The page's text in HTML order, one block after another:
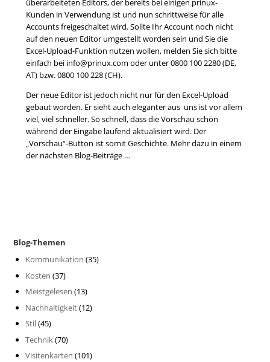
überarbeiteten Editors, der bereits bei einigen prinux-
Kunden in Verwendung ist und nun schrittweise für alle
Accounts freigeschaltet wird. Sollte Ihr Account noch nicht
auf den neuen Editor umgestellt worden sein und Sie die
Excel-Upload-Funktion nutzen wollen, melden Sie sich bitte
einfach bei info@prinux.com oder unter 0800 100 2280 (DE,
AT) bzw. 0800 100 228 (CH).
Der neue Editor ist jedoch nicht nur für den Excel-Upload
gebaut worden. Er sieht auch eleganter aus uns ist vor allem
viel, viel schneller. So schnell, dass die Vorschau schön
während der Eingabe laufend aktualisiert wird. Der
„Vorschau“-Button ist somit Geschichte. Mehr dazu in einem
der nächsten Blog-Beiträge …
Blog-Themen
Kommunikation (35)
Kosten (37)
Meistgelesen (13)
Nachhaltigkeit(12)
Stil(45)
Technik (70)
Visitenkarten (101)